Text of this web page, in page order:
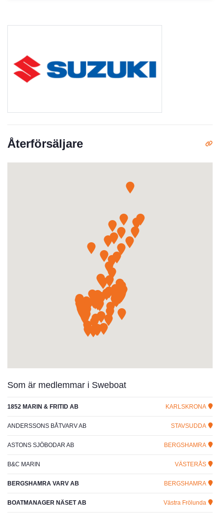
Återförsäljare
Som är medlemmar i Sweboat
1852 MARIN & FRITID AB KARLSKRONA
ANDERSSONS BÅTVARV AB STAVSUDDA
ASTONS SJÖBODAR AB BERGSHAMRA
B&C MARIN VÄSTERÅS
BERGSHAMRA VARV AB BERGSHAMRA
BOATMANAGER NÄSET AB Västra Frölunda